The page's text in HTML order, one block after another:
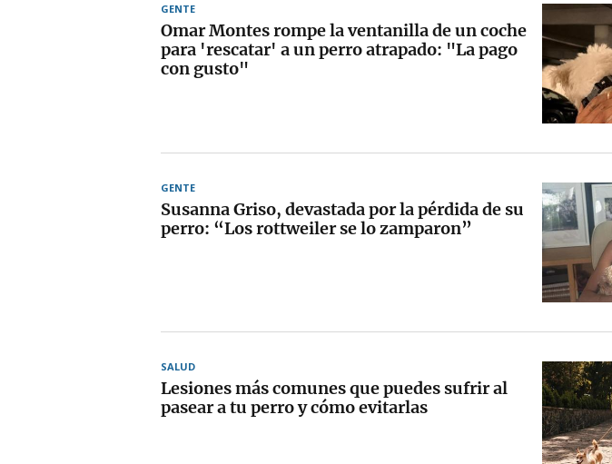
GENTE
Omar Montes rompe la ventanilla de un coche
para 'rescatar' a un perro atrapado: "La pago
con gusto"
GENTE
Susanna Griso, devastada por la pérdida de su
perro: “Los rottweiler se lo zamparon”
SALUD
Lesiones más comunes que puedes sufrir al
pasear a tu perro y cómo evitarlas